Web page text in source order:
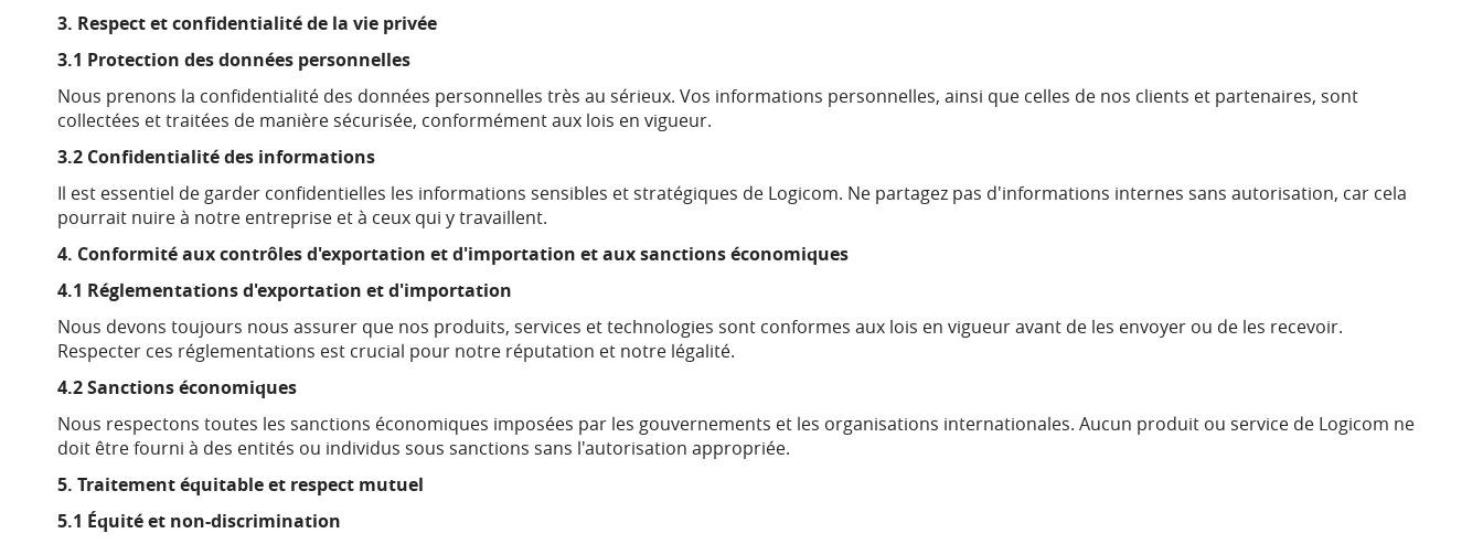
3. Respect et confidentialité de la vie privée
3.1 Protection des données personnelles
Nous prenons la confidentialité des données personnelles très au sérieux. Vos informations personnelles, ainsi que celles de nos clients et partenaires, sont
collectées et traitées de manière sécurisée, conformément aux lois en vigueur.
3.2 Confidentialité des informations
Il est essentiel de garder confidentielles les informations sensibles et stratégiques de Logicom. Ne partagez pas d'informations internes sans autorisation, car cela
pourrait nuire à notre entreprise et à ceux qui y travaillent.
4. Conformité aux contrôles d'exportation et d'importation et aux sanctions économiques
4.1 Réglementations d'exportation et d'importation
Nous devons toujours nous assurer que nos produits, services et technologies sont conformes aux lois en vigueur avant de les envoyer ou de les recevoir.
Respecter ces réglementations est crucial pour notre réputation et notre légalité.
4.2 Sanctions économiques
Nous respectons toutes les sanctions économiques imposées par les gouvernements et les organisations internationales. Aucun produit ou service de Logicom ne
doit être fourni à des entités ou individus sous sanctions sans l'autorisation appropriée.
5. Traitement équitable et respect mutuel
5.1 Équité et non-discrimination